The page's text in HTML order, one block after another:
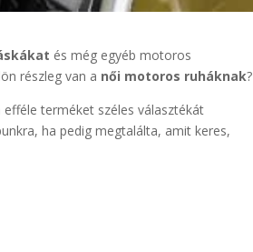
és még egyéb motoros
részleg van a női motoros ruháknak?
terméket széles választékát
ha pedig megtalálta, amit keres,